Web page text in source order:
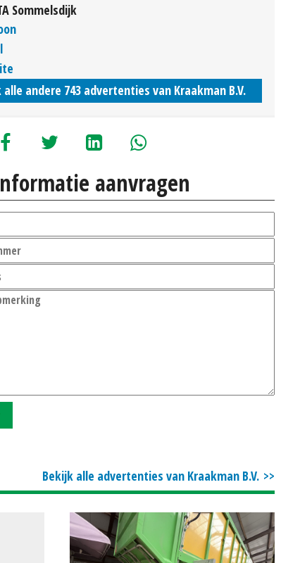
Sommelsdijk
alle andere 743 advertenties van Kraakman B.V.
aanvragen
Bekijk alle advertenties van Kraakman B.V.